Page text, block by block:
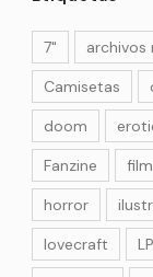
7" archivos
Camisetas
doom
Fanzine
film
horror
lovecraft
LP